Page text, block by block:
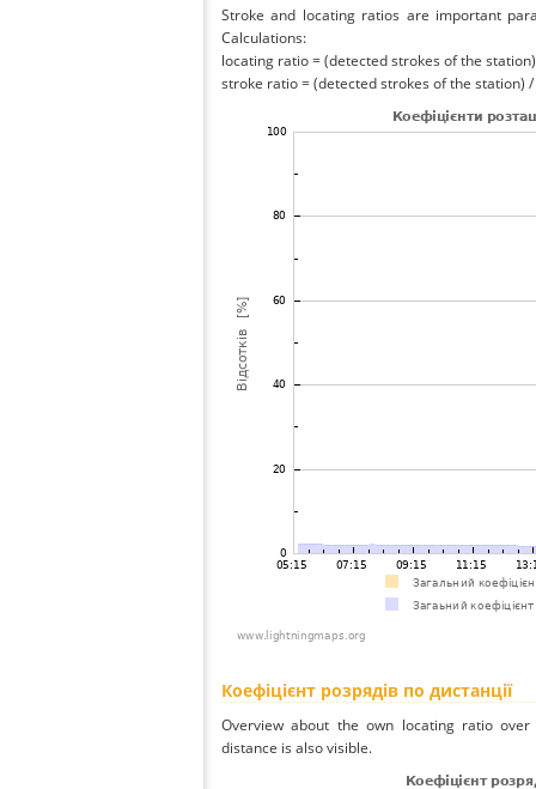
Stroke and locating ratios are important
Calculations:
locating ratio = (detected strokes of the
stroke ratio = (detected strokes of the station)
Коефіцієнт розрядів по дистанції
Overview about the own locating ratio
distance is also visible.